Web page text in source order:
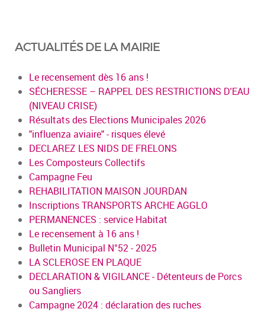
ACTUALITÉS DE LA MAIRIE
Le recensement dès 16 ans !
SÉCHERESSE – RAPPEL DES RESTRICTIONS D'EAU
(NIVEAU CRISE)
Résultats des Elections Municipales 2026
"influenza aviaire" - risques élevé
DECLAREZ LES NIDS DE FRELONS
Les Composteurs Collectifs
Campagne Feu
REHABILITATION MAISON JOURDAN
Inscriptions TRANSPORTS ARCHE AGGLO
PERMANENCES : service Habitat
Le recensement à 16 ans !
Bulletin Municipal N°52 - 2025
LA SCLEROSE EN PLAQUE
DECLARATION & VIGILANCE - Détenteurs de Porcs
ou Sangliers
Campagne 2024 : déclaration des ruches